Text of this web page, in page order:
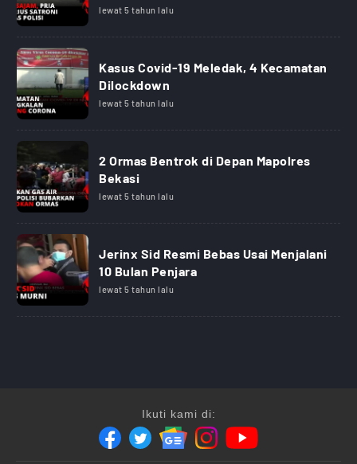
lewat 5 tahun lalu
Kasus Covid-19 Meledak, 4 Kecamatan
Dilockdown
lewat 5 tahun lalu
2 Ormas Bentrok di Depan Mapolres
Bekasi
lewat 5 tahun lalu
Jerinx Sid Resmi Bebas Usai Menjalani
10 Bulan Penjara
lewat 5 tahun lalu
Ikuti kami di: